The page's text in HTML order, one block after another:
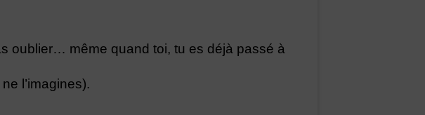
oublier… même quand toi, tu es déjà passé à
l’imagines).